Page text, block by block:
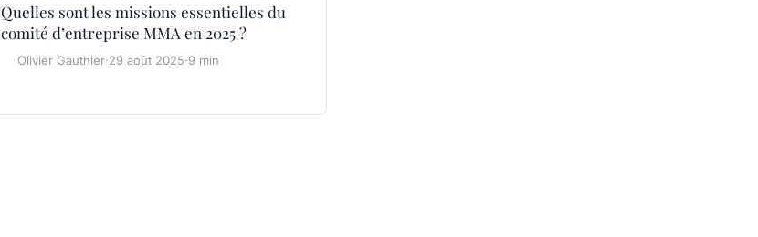
Quelles sont les missions essentielles du
comité d’entreprise MMA en 2025 ?
Olivier Gauthier·29 août 2025·9 min